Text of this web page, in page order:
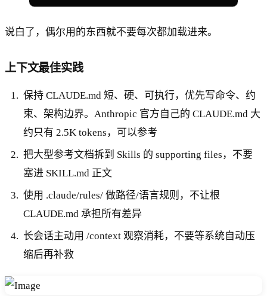
说白了，偶尔用的东西就不要每次都加载进来。
上下文最佳实践
保持 CLAUDE.md 短、硬、可执行，优先写命令、约
束、架构边界。Anthropic 官方自己的 CLAUDE.md 大
约只有 2.5K tokens，可以参考
把大型参考文档拆到 Skills 的 supporting files，不要
塞进 SKILL.md 正文
使用 .claude/rules/ 做路径/语言规则，不让根
CLAUDE.md 承担所有差异
长会话主动用 /context 观察消耗，不要等系统自动压
缩后再补救